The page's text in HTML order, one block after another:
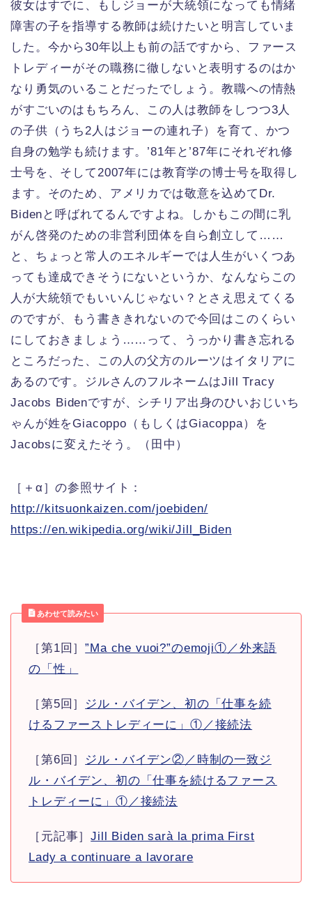
彼女はすでに、もしジョーが大統領になっても情緒
障害の子を指導する教師は続けたいと明言していま
した。今から30年以上も前の話ですから、ファース
トレディーがその職務に徹しないと表明するのはか
なり勇気のいることだったでしょう。教職への情熱
がすごいのはもちろん、この人は教師をしつつ3人
の子供（うち2人はジョーの連れ子）を育て、かつ
自身の勉学も続けます。’81年と’87年にそれぞれ修
士号を、そして2007年には教育学の博士号を取得し
ます。そのため、アメリカでは敬意を込めてDr.
Bidenと呼ばれてるんですよね。しかもこの間に乳
がん啓発のための非営利団体を自ら創立して……
と、ちょっと常人のエネルギーでは人生がいくつあ
っても達成できそうにないというか、なんならこの
人が大統領でもいいんじゃない？とさえ思えてくる
のですが、もう書ききれないので今回はこのくらい
にしておきましょう……って、うっかり書き忘れる
ところだった、この人の父方のルーツはイタリアに
あるのです。ジルさんのフルネームはJill Tracy
Jacobs Bidenですが、シチリア出身のひいおじいち
ゃんが姓をGiacoppo（もしくはGiacoppa）を
Jacobsに変えたそう。（田中）
［＋α］の参照サイト：
http://kitsuonkaizen.com/joebiden/
https://en.wikipedia.org/wiki/Jill_Biden
あわせて読みたい
［第1回］”Ma che vuoi?”のemoji①／外来語
の「性」
［第5回］ ジル・バイデン、初の「仕事を続
けるファーストレディーに」①／接続法
［第6回］ ジル・バイデン②／時制の一致ジ
ル・バイデン、初の「仕事を続けるファース
トレディーに」①／接続法
［元記事］Jill Biden sarà la prima First
Lady a continuare a lavorare